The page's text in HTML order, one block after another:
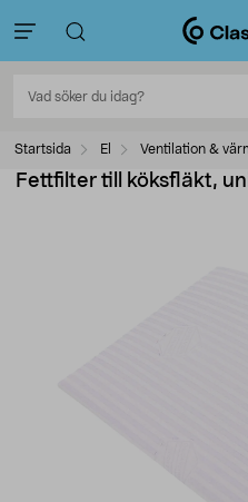
Startsida El Ventilation &
Fettfilter till köksfläkt,